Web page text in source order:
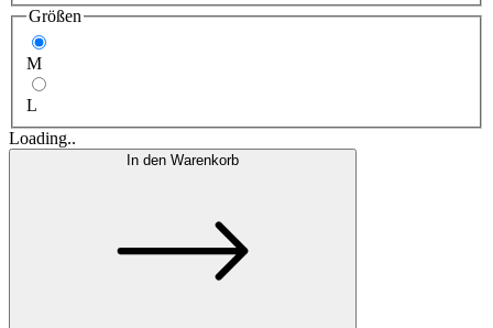
Größen
M
L
Loading..
In den Warenkorb